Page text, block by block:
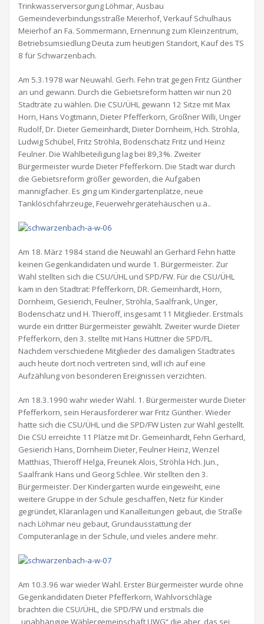
Trinkwasserversorgung Löhmar, Ausbau
Gemeindeverbindungsstraße Meierhof, Verkauf Schulhaus
Meierhof an Fa. Sommermann, Ernennung zum Kleinzentrum,
Betriebsumsiedlung Deuta zum heutigen Standort, Kauf des TS
8 für Schwarzenbach.
Am 5.3.1978 war Neuwahl. Gerh. Fehn trat gegen Fritz Günther
an und gewann. Durch die Gebietsreform hatten wir nun 20
Stadträte zu wählen. Die CSU/ÜHL gewann 12 Sitze mit Max
Horn, Hans Vogtmann, Dieter Pfefferkorn, Größner Willi, Unger
Rudolf, Dr. Dieter Gemeinhardt, Dieter Dornheim, Hch. Ströhla,
Ludwig Schübel, Fritz Ströhla, Bodenschatz Fritz und Heinz
Feulner. Die Wahlbeteiligung lag bei 89,3%. Zweiter
Bürgermeister wurde Dieter Pfefferkorn. Die Stadt war durch
die Gebietsreform größer geworden, die Aufgaben
mannigfacher. Es ging um Kindergartenplätze, neue
Tanklöschfahrzeuge, Feuerwehrgerätehäuschen u.ä..
Am 18. März 1984 stand die Neuwahl an Gerhard Fehn hatte
keinen Gegenkandidaten und wurde 1. Bürgermeister. Zur
Wahl stellten sich die CSU/ÜHL und SPD/FW. Für die CSU/ÜHL
kam in den Stadtrat: Pfefferkorn, DR. Gemeinhardt, Horn,
Dornheim, Gesierich, Feulner, Ströhla, Saalfrank, Unger,
Bodenschatz und H. Thieroff, insgesamt 11 Mitglieder. Erstmals
wurde ein dritter Bürgermeister gewählt. Zweiter wurde Dieter
Pfefferkorn, den 3. stellte mit Hans Hüttner die SPD/FL.
Nachdem verschiedene Mitglieder des damaligen Stadtrates
auch heute dort noch vertreten sind, will ich auf eine
Aufzählung von besonderen Ereignissen verzichten.
Am 18.3.1990 wahr wieder Wahl. 1. Bürgermeister wurde Dieter
Pfefferkorn, sein Herausforderer war Fritz Günther. Wieder
hatte sich die CSU/ÜHL und die SPD/FW Listen zur Wahl gestellt.
Die CSU erreichte 11 Plätze mit Dr. Gemeinhardt, Fehn Gerhard,
Gesierich Hans, Dornheim Dieter, Feulner Heinz, Wenzel
Matthias, Thieroff Helga, Freunek Alois, Ströhla Hch. Jun.,
Saalfrank Hans und Georg Schlee. Wir stellten den 3.
Bürgermeister. Der Kindergarten wurde eingeweiht, eine
weitere Gruppe in der Schule geschaffen, Netz für Kinder
gegründet, Kläranlagen und Kanalleitungen gebaut, die Straße
nach Löhmar neu gebaut, Grundausstattung der
Computeranlage in der Schule, und vieles andere mehr.
Am 10.3.96 war wieder Wahl. Erster Bürgermeister wurde ohne
Gegenkandidaten Dieter Pfefferkorn, Wahlvorschläge
brachten die CSU/ÜHL, die SPD/FW und erstmals die
„unabhängige Wählergemeinschaft UWG“ die aber, das sei